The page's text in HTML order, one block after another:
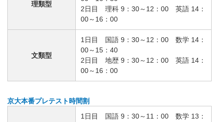
理類型
2日目 理科 9：30～12：00 英語 14：
00～16：00
文類型
1日目 国語 9：30～12：00 数学 14：
00～15：40
2日目 地歴 9：30～12：00 英語 14：
00～16：00
京大本番プレテスト時間割
1日目 国語 9：30～11：00 数学 13：